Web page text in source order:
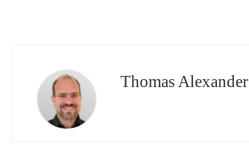
Thomas Alexander